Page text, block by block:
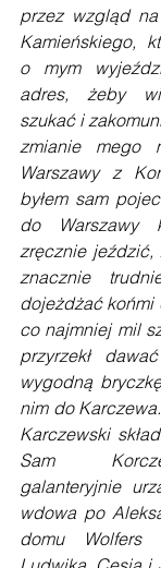
przez wzgląd na
Kamieńskiego,
o mym
adres, żeby
szukać i
zmianie mego
Warszawy z
byłem sam
do Warszawy
zręcznie jeździć,
znacznie
dojeżdżać końmi
co najmniej mil
przyrzekł
wygodną
nim do
Karczewski
Sam
galanteryjnie
wdowa po
domu Wolfers